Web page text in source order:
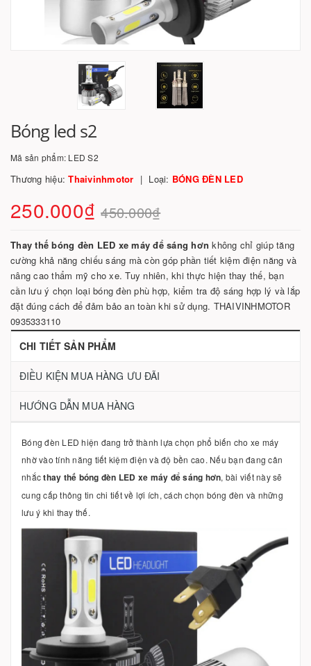
Bóng led s2
Mã sản phẩm: LED S2
Thương hiệu:Thaivinhmotor Loại: BÓNG ĐÈN LED
250.000₫ 450.000₫
Thay thế bóng đèn LED xe máy để sáng hơn không chỉ giúp tăng
cường khả năng chiếu sáng mà còn góp phần tiết kiệm điện năng và
nâng cao thẩm mỹ cho xe. Tuy nhiên, khi thực hiện thay thế, bạn
cần lưu ý chọn loại bóng đèn phù hợp, kiểm tra độ sáng hợp lý và lắp
đặt đúng cách để đảm bảo an toàn khi sử dụng. THAIVINHMOTOR
0935333110
CHI TIẾT SẢN PHẨM
ĐIỀU KIỆN MUA HÀNG ƯU ĐÃI
HƯỚNG DẪN MUA HÀNG
Bóng đèn LED hiện đang trở thành lựa chọn phổ biến cho xe máy
nhờ vào tính năng tiết kiệm điện và độ bền cao. Nếu bạn đang cân
nhắcthay thế bóng đèn LED xe máy để sáng hơn, bài viết này sẽ
cung cấp thông tin chi tiết về lợi ích, cách chọn bóng đèn và những
lưu ý khi thay thế.